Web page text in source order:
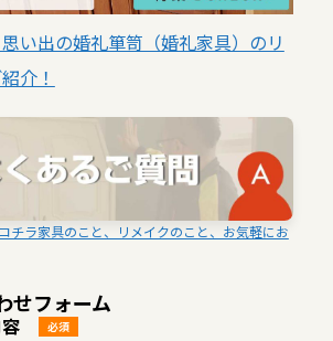
い出の婚礼箪笥（婚礼家具）のリ
介！
チラ家具のこと、リメイクのこと、お気軽にお
せフォーム
必須